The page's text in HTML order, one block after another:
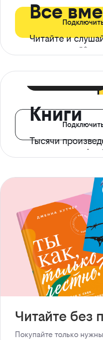
Все
Читайте и
ограничений*
Книги
Тысячи
с доступом
Читайте без
Покупайте только